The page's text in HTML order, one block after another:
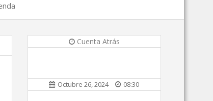
Cuenta Atrás
Octubre 26, 2024 08:30